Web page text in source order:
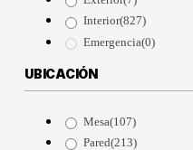
Interior(827)
Emergencia(0)
UBICACIÓN
Mesa(107)
Pared(213)